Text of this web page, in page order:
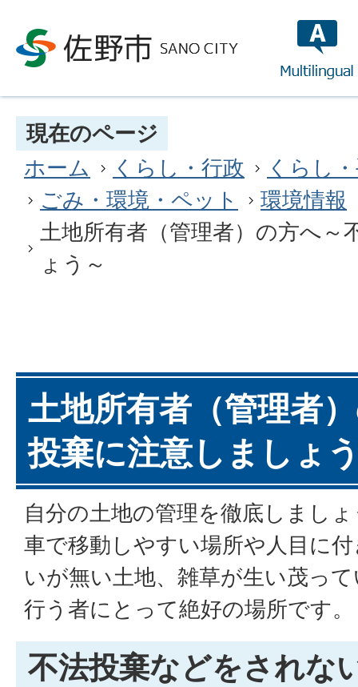
現在のページ
ホーム
くらし・行政
くらし
ごみ・環境・ペット
環境情報
土地所有者（管理者）の方へ～
ょう～
土地所有者（管理者
投棄に注意しましょ
自分の土地の管理を徹底しまし
車で移動しやすい場所や人目に
いが無い土地、雑草が生い茂っ
行う者にとって絶好の場所です。
不法投棄などをされな